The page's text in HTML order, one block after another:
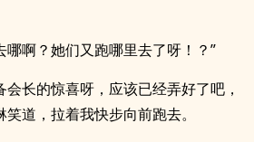
哪啊？她们又跑哪里去了呀！？”
会长的惊喜呀，应该已经弄好了吧，
道，拉着我快步向前跑去。